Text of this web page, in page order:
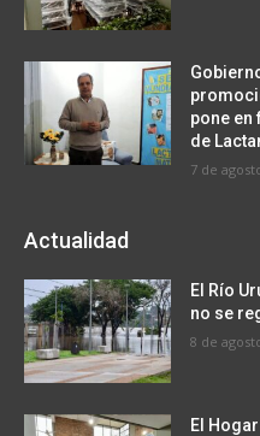
pone en
de
7 de
Actualidad
El Río
no se
8 de
El